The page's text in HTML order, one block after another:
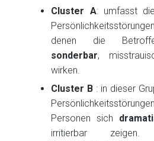
Cluster A: umfasst
denen die
sonderbar,
wirken.
Cluster B : in dieser
Personen sich
irritierbar